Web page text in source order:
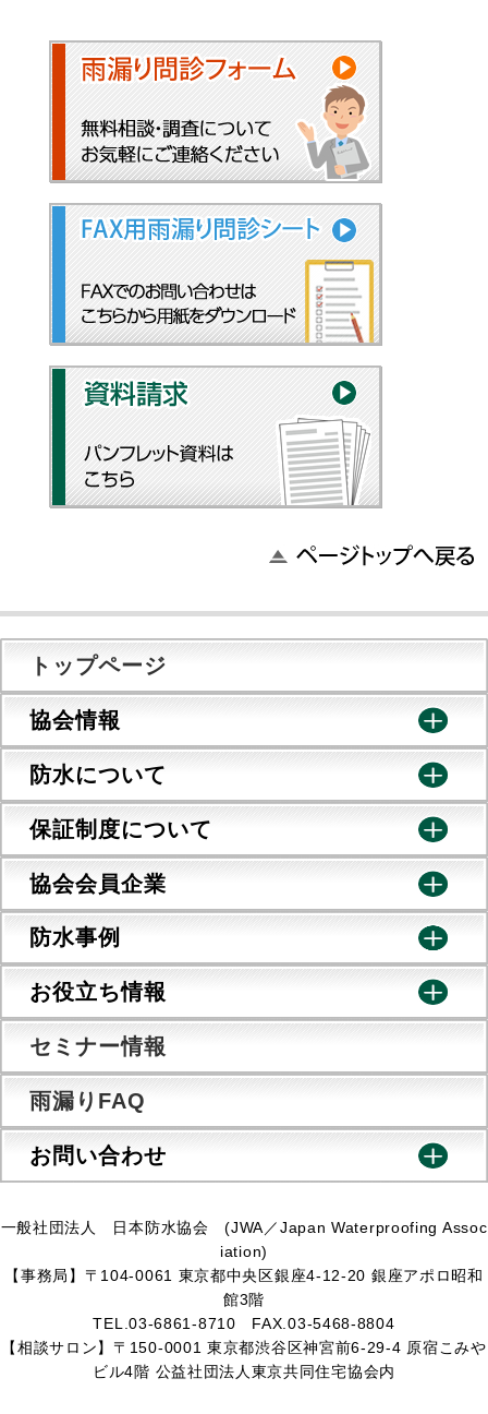
トップページ
協会情報
防水について
保証制度について
協会会員企業
防水事例
お役立ち情報
セミナー情報
雨漏りFAQ
お問い合わせ
一般社団法人 日本防水協会 (JWA／Japan Waterproofing Assoc
iation)
【事務局】〒104-0061 東京都中央区銀座4-12-20 銀座アポロ昭和
館3階
TEL.03-6861-8710 FAX.03-5468-8804
【相談サロン】〒150-0001 東京都渋谷区神宮前6-29-4 原宿こみや
ビル4階 公益社団法人東京共同住宅協会内